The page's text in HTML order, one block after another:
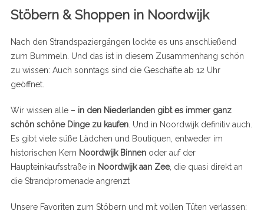
Stöbern & Shoppen in Noordwijk
Nach den Strandspaziergängen lockte es uns anschließend
zum Bummeln. Und das ist in diesem Zusammenhang schön
zu wissen: Auch sonntags sind die Geschäfte ab 12 Uhr
geöffnet.
Wir wissen alle – in den Niederlanden gibt es immer ganz
schön schöne Dinge zu kaufen. Und in Noordwijk definitiv auch.
Es gibt viele süße Lädchen und Boutiquen, entweder im
historischen Kern Noordwijk Binnenoder auf der
Haupteinkaufsstraße in Noordwijk aan Zee, die quasi direkt an
die Strandpromenade angrenzt
Unsere Favoriten zum Stöbern und mit vollen Tüten verlassen:
f